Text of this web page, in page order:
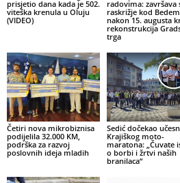
prisjetio dana kada je 502.
viteška krenula u Oluju
(VIDEO)
radovima: završava
raskrižje kod
nakon 15. augusta
rekonstrukcija
trga
Četiri nova mikrobiznisa
podijelila 32.000 KM,
podrška za razvoj
poslovnih ideja mladih
Sedić dočekao
Krajiškog moto-
maratona: „Čuvate
o borbi i žrtvi naših
branilaca“